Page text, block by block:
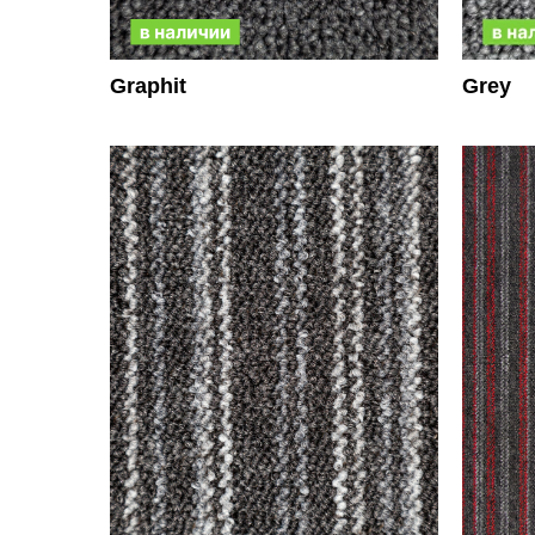
Graphit Grey